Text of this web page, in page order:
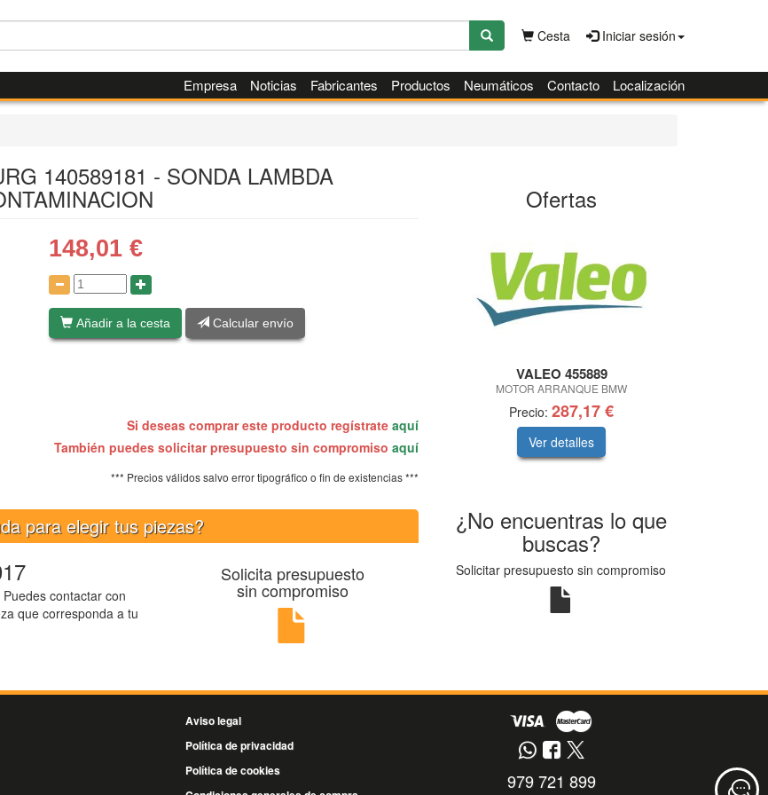
Cesta Iniciar sesión
Empresa Noticias Fabricantes Productos Neumáticos Contacto Localización
140589181 - SONDA LAMBDA
148,01 €
Añadir a la cesta Calcular envío
Si deseas comprar este producto regístrate aquí
También puedes solicitar presupuesto sin compromiso aquí
*** Precios válidos salvo error tipográfico o fin de existencias ***
para elegir tus piezas?
Puedes contactar con
que corresponda a tu
Solicita presupuesto
sin compromiso
Ofertas
VALEO 455889
MOTOR ARRANQUE BMW
Precio: 287,17 €
Ver detalles
¿No encuentras lo que
buscas?
Solicitar presupuesto sin compromiso
Aviso legal
Política de privacidad
Política de cookies
979 721 899